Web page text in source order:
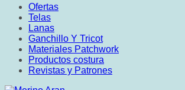
Ofertas
Telas
Lanas
Ganchillo Y Tricot
Materiales Patchwork
Productos costura
Revistas y Patrones